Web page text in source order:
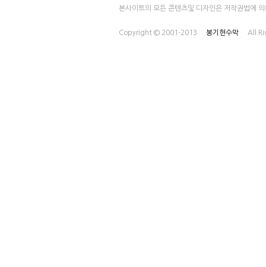
본사이트의 모든 콘텐츠및 디자인은 저작권법에
Copyright © 2001-2013 봉기현수막 All